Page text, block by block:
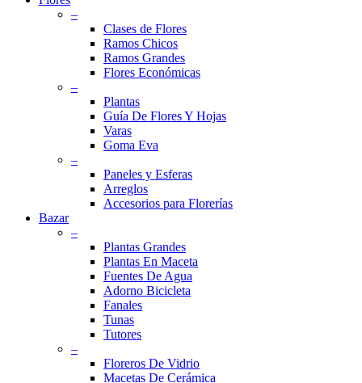
–
Clases de Flores
Ramos Chicos
Ramos Grandes
Flores Económicas
–
Plantas
Guía De Flores Y Hojas
Varas
Goma Eva
–
Paneles y Esferas
Arreglos
Accesorios para Florerías
Bazar
–
Plantas Grandes
Plantas En Maceta
Fuentes De Agua
Adorno Bicicleta
Fanales
Tunas
Tutores
–
Floreros De Vidrio
Macetas De Cerámica